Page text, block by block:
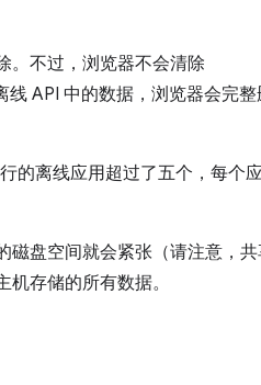
。不过，浏览器不会清除
API 中的数据，浏览器会完整
的离线应用超过了五个，每个
磁盘空间就会紧张（请注意，
存储的所有数据。